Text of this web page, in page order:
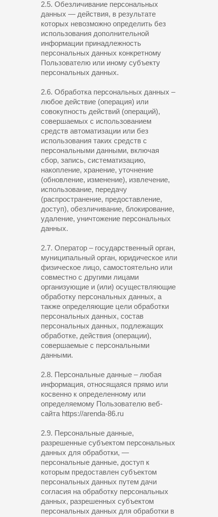
2.5. Обезличивание персональных
данных — действия, в результате
которых невозможно определить без
использования дополнительной
информации принадлежность
персональных данных конкретному
Пользователю или иному субъекту
персональных данных.
2.6. Обработка персональных данных –
любое действие (операция) или
совокупность действий (операций),
совершаемых с использованием
средств автоматизации или без
использования таких средств с
персональными данными, включая
сбор, запись, систематизацию,
накопление, хранение, уточнение
(обновление, изменение), извлечение,
использование, передачу
(распространение, предоставление,
доступ), обезличивание, блокирование,
удаление, уничтожение персональных
данных.
2.7. Оператор – государственный орган,
муниципальный орган, юридическое или
физическое лицо, самостоятельно или
совместно с другими лицами
организующие и (или) осуществляющие
обработку персональных данных, а
также определяющие цели обработки
персональных данных, состав
персональных данных, подлежащих
обработке, действия (операции),
совершаемые с персональными
данными.
2.8. Персональные данные – любая
информация, относящаяся прямо или
косвенно к определенному или
определяемому Пользователю веб-
сайта https://arenda-86.ru
2.9. Персональные данные,
разрешенные субъектом персональных
данных для обработки, —
персональные данные, доступ к
которым предоставлен субъектом
персональных данных путем дачи
согласия на обработку персональных
данных, разрешенных субъектом
персональных данных для обработки в